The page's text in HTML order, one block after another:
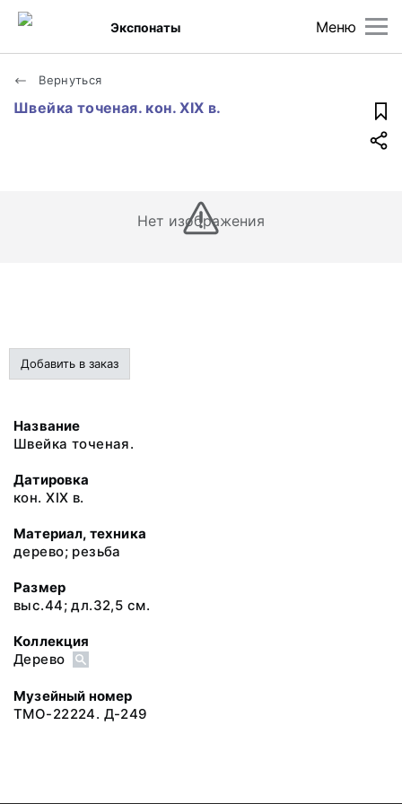
Меню
Экспонаты
Вернуться
Швейка точеная. кон. XIX в.
Нет изображения
Добавить в заказ
Название
Швейка точеная.
Датировка
кон. XIX в.
Материал, техника
дерево; резьба
Размер
выс.44; дл.32,5 см.
Коллекция
Дерево
Музейный номер
ТМО-22224. Д-249